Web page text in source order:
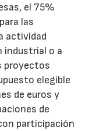
el 75%
las
actividad
industrial o a
proyectos
elegible
de euros y
de
participación